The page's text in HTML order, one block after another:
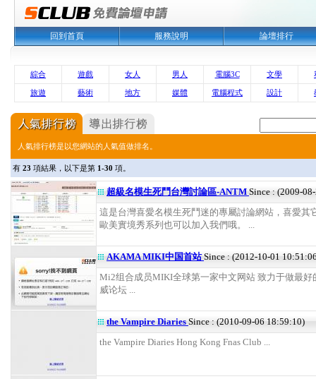
回到首頁 服務說明 論壇排行
綜合 遊戲 女人 男人 電腦3C 文學
旅遊 藝術 地方 媒體 電腦程式 設計
人氣排行榜是以您網站的人氣值做排名。
有 23 項結果，以下是第 1-30 項。
超級名模生死鬥台灣討論區-ANTM Since : (2009-
這是台灣喜愛名模生死鬥迷的專屬討論網站，喜愛其
歐美實境秀系列也可以加入我們哦。 ...
AKAMA MIKI中国首站Since : (2012-10-01
Mi2组合成员MIKI全球第一家中文网站 致力于做最好
威论坛 ...
the Vampire Diaries Since : (2010-09-06 18:59:10)
the Vampire Diaries Hong Kong Fnas Club ...